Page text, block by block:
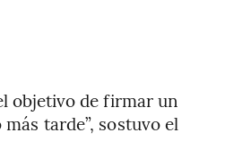
objetivo de firmar un
tarde”, sostuvo el